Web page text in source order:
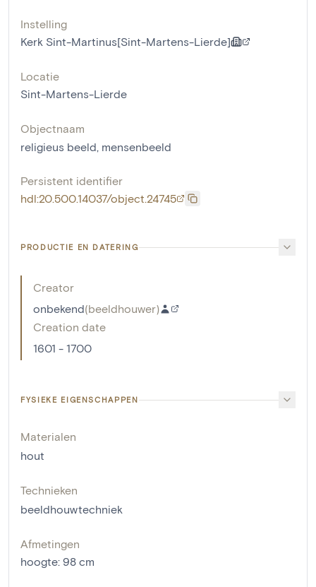
Instelling
Kerk Sint-Martinus[Sint-Martens-Lierde]
Locatie
Sint-Martens-Lierde
Objectnaam
religieus beeld, mensenbeeld
Persistent identifier
hdl:20.500.14037/object.24745
PRODUCTIE EN DATERING
Creator
onbekend(beeldhouwer)
Creation date
1601 - 1700
FYSIEKE EIGENSCHAPPEN
Materialen
hout
Technieken
beeldhouwtechniek
Afmetingen
hoogte: 98 cm